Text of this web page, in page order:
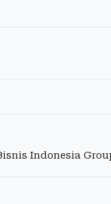
Indonesia